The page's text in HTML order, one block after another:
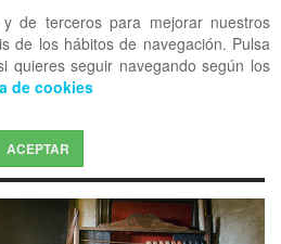
de terceros para mejorar nuestros
de los hábitos de navegación. Pulsa
quieres seguir navegando según los
de cookies
ACEPTAR